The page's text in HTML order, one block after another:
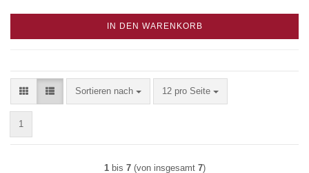
IN DEN WARENKORB
Sortieren nach
Sortieren nach 12 pro Seite
pro Seite
1
1bis 7(von insgesamt 7)